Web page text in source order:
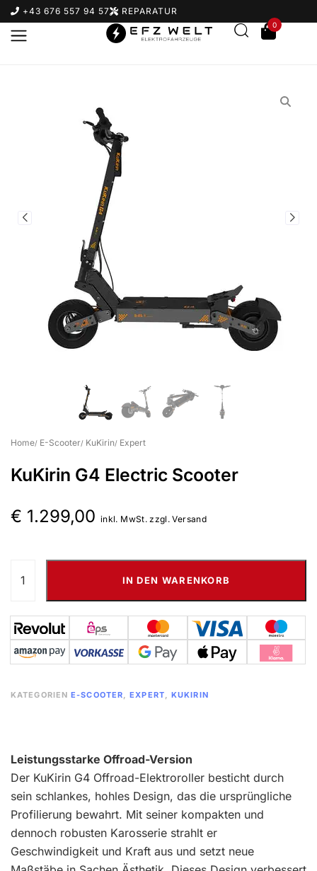
+43 676 557 94 57 REPARATUR
Suchbegriff eingeben & Enter klicken
0
Home E-Scooter KuKirin Expert
KuKirin G4 Electric Scooter
€ 1.299,00 inkl. MwSt. zzgl. Versand
IN DEN WARENKORB
KATEGORIEN E-SCOOTER,EXPERT,KUKIRIN
Leistungsstarke Offroad-Version
Der KuKirin G4 Offroad-Elektroroller besticht durch
sein schlankes, hohles Design, das die ursprüngliche
Profilierung bewahrt. Mit seiner kompakten und
dennoch robusten Karosserie strahlt er
Geschwindigkeit und Kraft aus und setzt neue